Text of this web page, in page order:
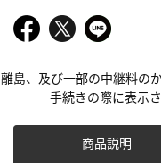
離島、及び一部の中継料の
手続きの際に表示
商品説明